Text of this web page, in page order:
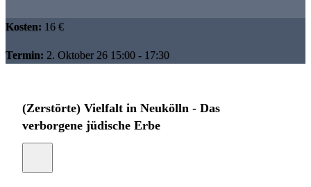
Kosten: 16 €
Termin: 2. Oktober 26 15:00 - 17:30
(Zerstörte) Vielfalt in Neukölln - Das
verborgene jüdische Erbe